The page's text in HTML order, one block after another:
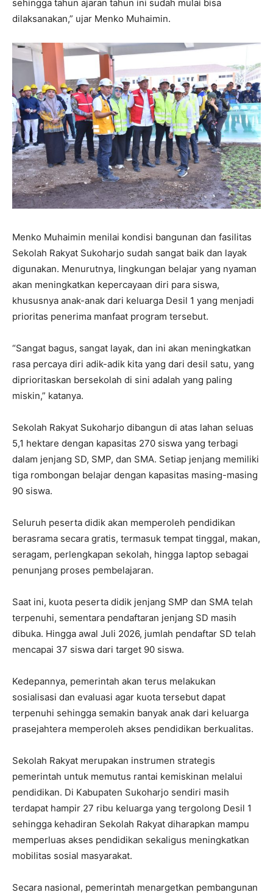
sehingga tahun ajaran tahun ini sudah mulai bisa
dilaksanakan,” ujar Menko Muhaimin.
Menko Muhaimin menilai kondisi bangunan dan fasilitas
Sekolah Rakyat Sukoharjo sudah sangat baik dan layak
digunakan. Menurutnya, lingkungan belajar yang nyaman
akan meningkatkan kepercayaan diri para siswa,
khususnya anak-anak dari keluarga Desil 1 yang menjadi
prioritas penerima manfaat program tersebut.
“Sangat bagus, sangat layak, dan ini akan meningkatkan
rasa percaya diri adik-adik kita yang dari desil satu, yang
diprioritaskan bersekolah di sini adalah yang paling
miskin,” katanya.
Sekolah Rakyat Sukoharjo dibangun di atas lahan seluas
5,1 hektare dengan kapasitas 270 siswa yang terbagi
dalam jenjang SD, SMP, dan SMA. Setiap jenjang memiliki
tiga rombongan belajar dengan kapasitas masing-masing
90 siswa.
Seluruh peserta didik akan memperoleh pendidikan
berasrama secara gratis, termasuk tempat tinggal, makan,
seragam, perlengkapan sekolah, hingga laptop sebagai
penunjang proses pembelajaran.
Saat ini, kuota peserta didik jenjang SMP dan SMA telah
terpenuhi, sementara pendaftaran jenjang SD masih
dibuka. Hingga awal Juli 2026, jumlah pendaftar SD telah
mencapai 37 siswa dari target 90 siswa.
Kedepannya, pemerintah akan terus melakukan
sosialisasi dan evaluasi agar kuota tersebut dapat
terpenuhi sehingga semakin banyak anak dari keluarga
prasejahtera memperoleh akses pendidikan berkualitas.
Sekolah Rakyat merupakan instrumen strategis
pemerintah untuk memutus rantai kemiskinan melalui
pendidikan. Di Kabupaten Sukoharjo sendiri masih
terdapat hampir 27 ribu keluarga yang tergolong Desil 1
sehingga kehadiran Sekolah Rakyat diharapkan mampu
memperluas akses pendidikan sekaligus meningkatkan
mobilitas sosial masyarakat.
Secara nasional, pemerintah menargetkan pembangunan